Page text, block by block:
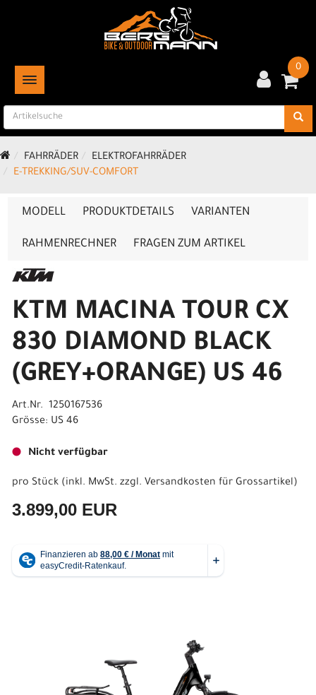
TOGGLE NAVIGATION
0
FAHRRÄDER
ELEKTROFAHRRÄDER
E-TREKKING/SUV-COMFORT
MODELL PRODUKTDETAILS VARIANTEN
RAHMENRECHNER FRAGEN ZUM ARTIKEL
KTM MACINA TOUR CX
830 DIAMOND BLACK
(GREY+ORANGE) US 46
Art.Nr. 1250167536
Grösse: US 46
Nicht verfügbar
pro Stück (inkl. MwSt. zzgl. Versandkosten für Grossartikel)
3.899,00 EUR